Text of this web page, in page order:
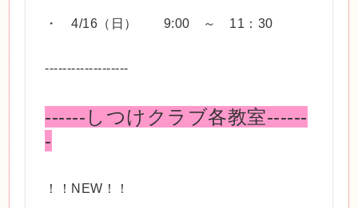
・ 4/16（日） 9:00 ～ 11：30
-------------------
------しつけクラブ各教室------
-
！！NEW！！